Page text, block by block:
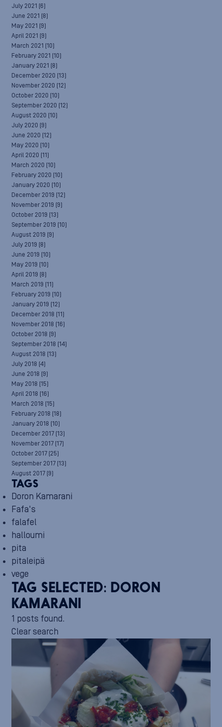
July 2021 (6)
June 2021 (8)
May 2021 (9)
April 2021 (9)
March 2021 (10)
February 2021 (10)
January 2021 (8)
December 2020 (13)
November 2020 (12)
October 2020 (10)
September 2020 (12)
August 2020 (10)
July 2020 (9)
June 2020 (12)
May 2020 (10)
April 2020 (11)
March 2020 (10)
February 2020 (10)
January 2020 (10)
December 2019 (12)
November 2019 (9)
October 2019 (13)
September 2019 (10)
August 2019 (9)
July 2019 (8)
June 2019 (10)
May 2019 (10)
April 2019 (8)
March 2019 (11)
February 2019 (10)
January 2019 (12)
December 2018 (11)
November 2018 (16)
October 2018 (9)
September 2018 (14)
August 2018 (13)
July 2018 (4)
June 2018 (9)
May 2018 (15)
April 2018 (16)
March 2018 (15)
February 2018 (18)
January 2018 (10)
December 2017 (13)
November 2017 (17)
October 2017 (25)
September 2017 (13)
August 2017 (9)
TAGS
Doron Kamarani
Fafa's
falafel
halloumi
pita
pitaleipä
vege
TAG SELECTED: DORON
KAMARANI
1 posts found.
Clear search